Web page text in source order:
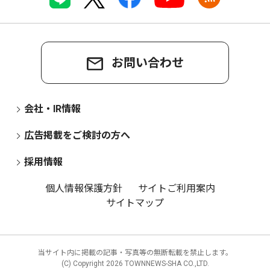
お問い合わせ
会社・IR情報
広告掲載をご検討の方へ
採用情報
個人情報保護方針
サイトご利用案内
サイトマップ
当サイト内に掲載の記事・写真等の無断転載を禁止します。
(C) Copyright 2026 TOWNNEWS-SHA CO.,LTD.